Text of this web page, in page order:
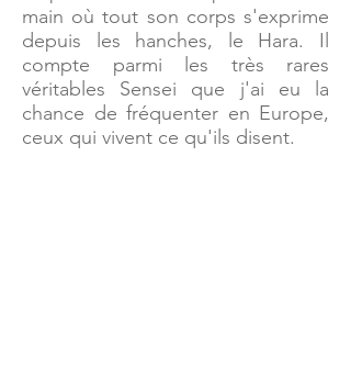
main où tout son corps s'exprime
depuis les hanches, le Hara. Il
compte parmi les très rares
véritables Sensei que j'ai eu la
chance de fréquenter en Europe,
ceux qui vivent ce qu'ils disent.